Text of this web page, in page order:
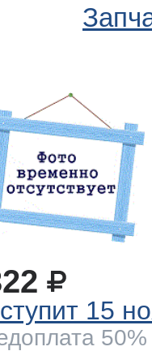
15
50%